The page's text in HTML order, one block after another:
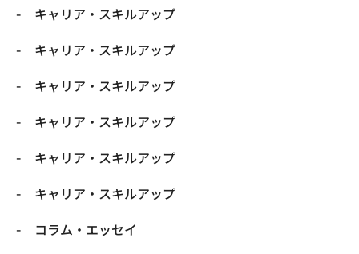
キャリア・スキルアップ
キャリア・スキルアップ
キャリア・スキルアップ
キャリア・スキルアップ
キャリア・スキルアップ
キャリア・スキルアップ
コラム・エッセイ